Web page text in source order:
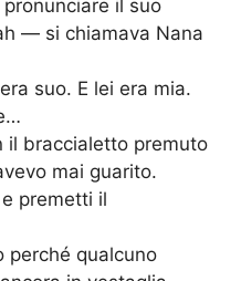
il suo
— si chiamava Nana
suo. E lei era mia.
il braccialetto premuto
mai guarito.
premetti il
perché qualcuno